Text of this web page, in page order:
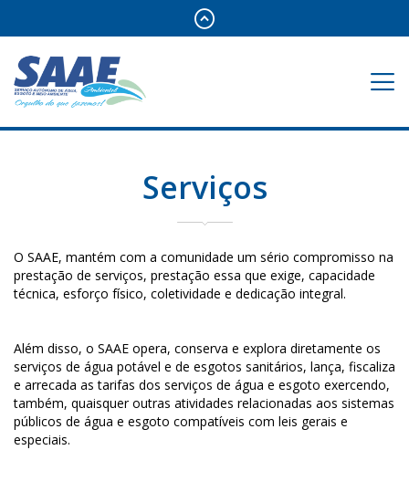
Serviços
O SAAE, mantém com a comunidade um sério compromisso na
prestação de serviços, prestação essa que exige, capacidade
técnica, esforço físico, coletividade e dedicação integral.
Além disso, o SAAE opera, conserva e explora diretamente os
serviços de água potável e de esgotos sanitários, lança, fiscaliza
e arrecada as tarifas dos serviços de água e esgoto exercendo,
também, quaisquer outras atividades relacionadas aos sistemas
públicos de água e esgoto compatíveis com leis gerais e
especiais.